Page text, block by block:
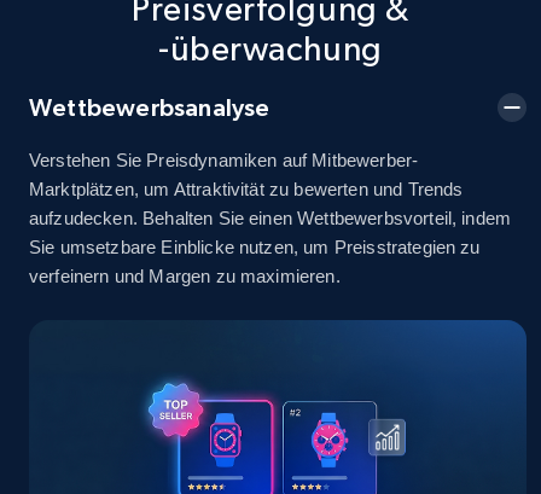
378+ Jetzt anfangen
eBay
URL, Product id, Title, Seller name, Seller rating,
Seller reviews, Breadcrumbs, Root category, and
more.
Jetzt anfangen
eBay - Gather data on products using
specified keywords
Preisverfolgung &
-überwachung
Wettbewerbsanalyse
Verstehen Sie Preisdynamiken auf Mitbewerber-
Marktplätzen, um Attraktivität zu bewerten und Trends
aufzudecken. Behalten Sie einen Wettbewerbsvorteil, indem
Sie umsetzbare Einblicke nutzen, um Preisstrategien zu
verfeinern und Margen zu maximieren.